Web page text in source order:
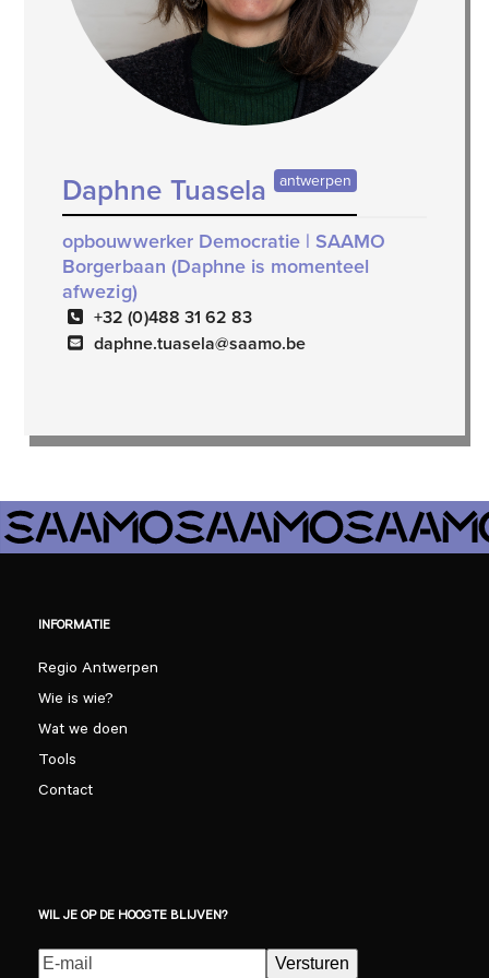
Daphne Tuasela antwerpen
opbouwwerker Democratie | SAAMO
Borgerbaan (Daphne is momenteel
afwezig)
+32 (0)488 31 62 83
daphne.tuasela@saamo.be
INFORMATIE
Regio Antwerpen
Wie is wie?
Wat we doen
Tools
Contact
WIL JE OP DE HOOGTE BLIJVEN?
E-
Versturen